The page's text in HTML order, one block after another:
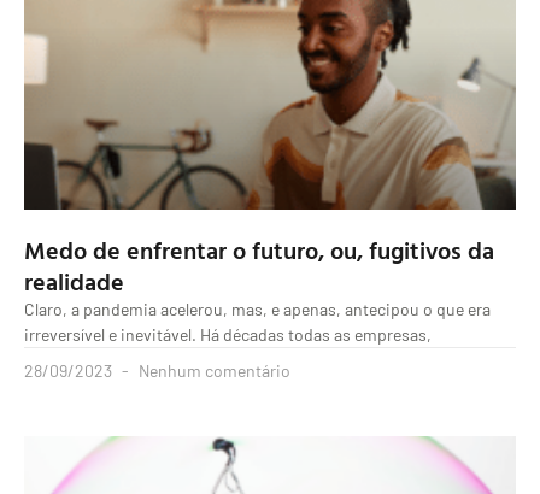
Medo de enfrentar o futuro, ou, fugitivos da
realidade
Claro, a pandemia acelerou, mas, e apenas, antecipou o que era
irreversível e inevitável. Há décadas todas as empresas,
28/09/2023
Nenhum comentário